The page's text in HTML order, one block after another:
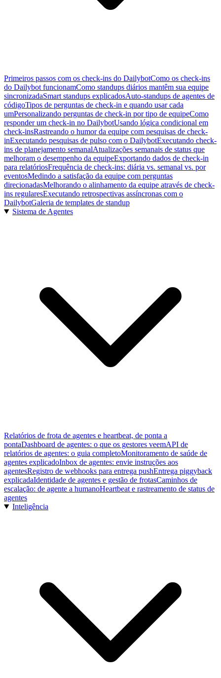
Primeiros passos com os check-ins do DailybotComo os check-ins
do Dailybot funcionamComo standups diários mantêm sua equipe
sincronizadaSmart standups explicadosAuto-standups de agentes de
códigoTipos de perguntas de check-in e quando usar cada
umPersonalizando perguntas de check-in por tipo de equipeComo
responder um check-in no DailybotUsando lógica condicional em
check-insRastreando o humor da equipe com pesquisas de check-
inExecutando pesquisas de pulso com o DailybotExecutando check-
ins de planejamento semanalAtualizações semanais de status que
melhoram o desempenho da equipeExportando dados de check-in
para relatóriosFrequência de check-ins: diária vs. semanal vs. por
eventosMedindo a satisfação da equipe com perguntas
direcionadasMelhorando o alinhamento da equipe através de check-
ins regularesExecutando retrospectivas assíncronas com o
DailybotGaleria de templates de standup
Sistema de Agentes
Relatórios de frota de agentes e heartbeat, de ponta a
pontaDashboard de agentes: o que os gestores veemAPI de
relatórios de agentes: o guia completoMonitoramento de saúde de
agentes explicadoInbox de agentes: envie instruções aos
agentesRegistro de webhooks para entrega pushEntrega piggyback
explicadaIdentidade de agentes e gestão de frotasCaminhos de
escalação: de agente a humanoHeartbeat e rastreamento de status de
agentes
Inteligência